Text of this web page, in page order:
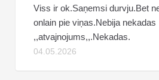
Viss ir ok.Saņemsi durvju.Bet
onlain pie viņas.Nebija nekadas
,,atvajnojums,,.Nekadas.
04.05.2026